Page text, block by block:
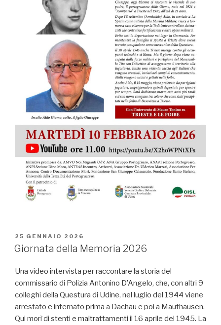
PUBBLICATO
IL
25 GENNAIO 2026
Giornata della Memoria 2026
Una video intervista per raccontare la storia del
commissario di Polizia Antonino D’Angelo, che, con altri 9
colleghi della Questura di Udine, nel luglio del 1944 viene
arrestato e internato prima a Dachau e poi a Mauthausen.
Qui morì di stenti e maltrattamenti il 16 aprile del 1945. La